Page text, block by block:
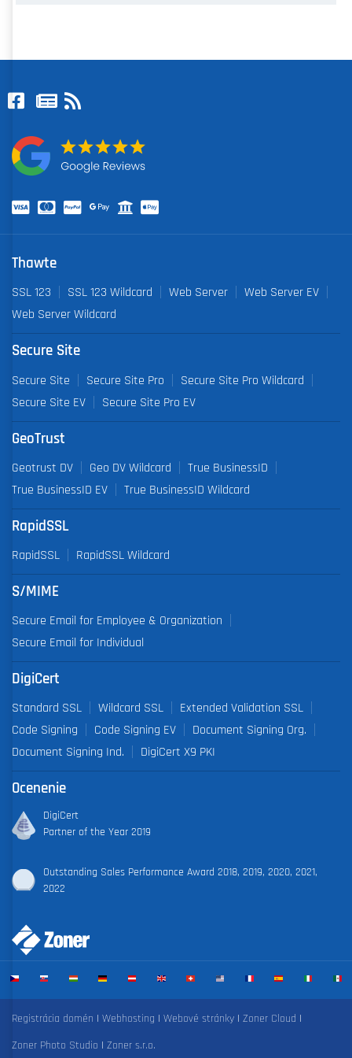
Thawte
SSL 123 SSL 123 Wildcard Web Server
Web Server EV
Web Server Wildcard
Secure Site
Secure Site Secure Site Pro
Secure Site Pro Wildcard
Secure Site EV
Secure Site Pro EV
GeoTrust
Geotrust DV Geo DV Wildcard
True BusinessID
True BusinessID EV
True BusinessID Wildcard
RapidSSL
RapidSSL RapidSSL Wildcard
S/MIME
Secure Email for Employee & Organization
Secure Email for Individual
DigiCert
Standard SSL Wildcard SSL
Extended Validation SSL
Code Signing
Code Signing EV
Document Signing Org.
Document Signing Ind.
DigiCert X9 PKI
Ocenenie
DigiCert
Partner of the Year 2019
Outstanding Sales Performance Award 2018, 2019, 2020, 2021,
2022
Registrácia domén | Webhosting | Webové stránky | Zoner Cloud |
Zoner Photo Studio | Zoner s.r.o.